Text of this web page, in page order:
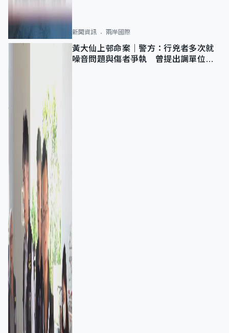
新聞資訊 兩岸國際
黃大仙上邨命案｜警方：行兇者多次就
噪音問題與傷者爭執 曾提出調單位已